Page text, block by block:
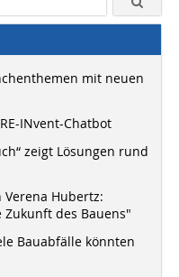
mit neuen
INvent-Chatbot
zeigt Lösungen rund
Hubertz:
des Bauens"
Bauabfälle könnten